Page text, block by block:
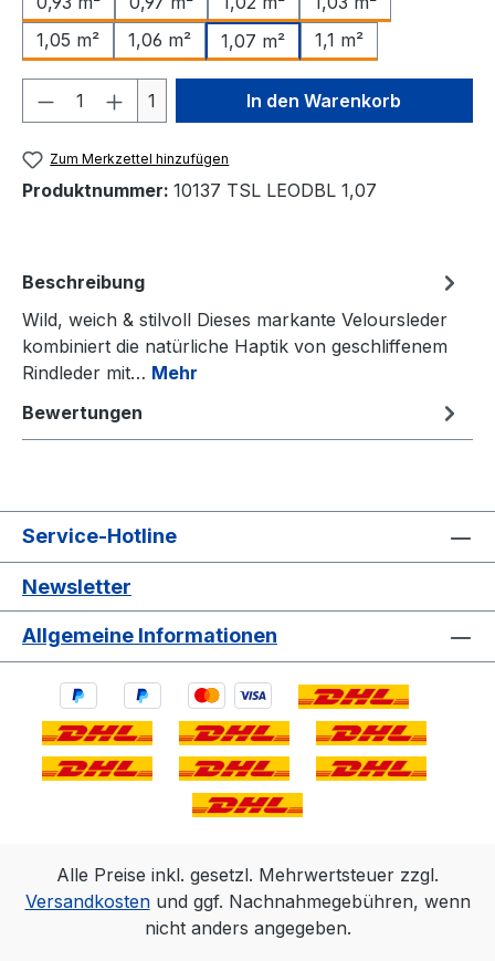
1,05 m²
1,06 m² 1,07 m² 1,1 m²
Produkt Anzahl: Gib den
1 In den Warenkorb
Zum Merkzettel hinzufügen
Produktnummer: 10137 TSL LEODBL 1,07
Beschreibung
Wild, weich & stilvoll Dieses markante Veloursleder
kombiniert die natürliche Haptik von geschliffenem
Rindleder mit… Mehr
Bewertungen
Service-Hotline
Newsletter
Allgemeine Informationen
Alle Preise inkl. gesetzl. Mehrwertsteuer zzgl.
Versandkostenund ggf. Nachnahmegebühren, wenn
nicht anders angegeben.